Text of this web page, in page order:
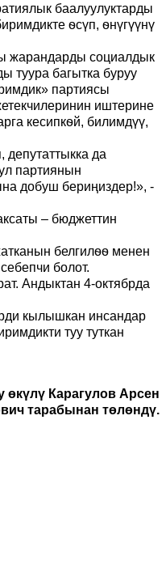
баалуулуктарды
ѳсүп, ѳнүгүүнү
жарандарды социалдык
туура багытка буруу
партиясы
иштерине
кесипкѳй, билимдүү,
да
партиянын
добуш бериңиздер!», -
– бюджеттин
белгилѳѳ менен
болот.
Андыктан 4-октябрда
кылышкан инсандар
туу туткан
Карагулов Арсен
тарабынан төлөндү.